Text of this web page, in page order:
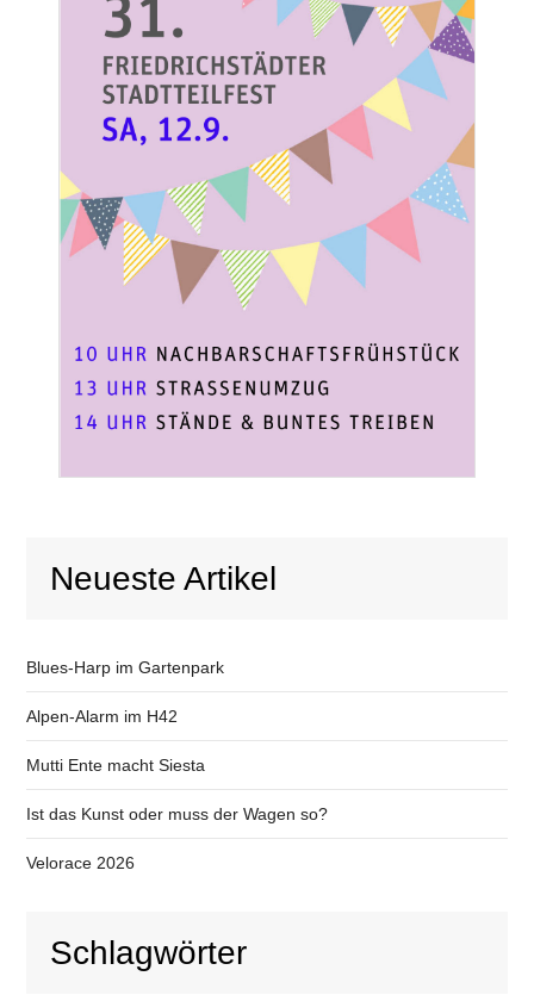
Neueste Artikel
Blues-Harp im Gartenpark
Alpen-Alarm im H42
Mutti Ente macht Siesta
Ist das Kunst oder muss der Wagen so?
Velorace 2026
Schlagwörter